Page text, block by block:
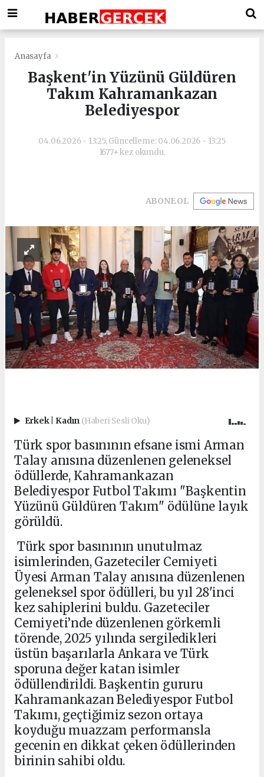
Anasayfa
Başkent'in Yüzünü Güldüren
Takım Kahramankazan
Belediyespor
04.06.2026 - 13:25, Güncelleme: 04.06.2026 - 13:25
1677+ kez okundu.
ABONE OL
Erkek Kadın (Haberi Sesli Oku)
Türk spor basınının efsane ismi Arman
Talay anısına düzenlenen geleneksel
ödüllerde, Kahramankazan
Belediyespor Futbol Takımı "Başkentin
Yüzünü Güldüren Takım" ödülüne layık
görüldü.
Türk spor basınının unutulmaz
isimlerinden, Gazeteciler Cemiyeti
Üyesi Arman Talay anısına düzenlenen
geleneksel spor ödülleri, bu yıl 28'inci
kez sahiplerini buldu. Gazeteciler
Cemiyeti’nde düzenlenen görkemli
törende, 2025 yılında sergiledikleri
üstün başarılarla Ankara ve Türk
sporuna değer katan isimler
ödüllendirildi. Başkentin gururu
Kahramankazan Belediyespor Futbol
Takımı, geçtiğimiz sezon ortaya
koyduğu muazzam performansla
gecenin en dikkat çeken ödüllerinden
birinin sahibi oldu.